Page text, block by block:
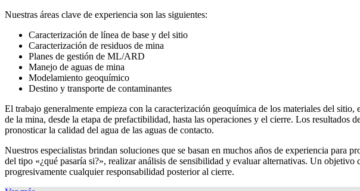
Nuestras áreas clave de experiencia son las siguientes:
Caracterización de línea de base y del sitio
Caracterización de residuos de mina
Planes de gestión de ML/ARD
Manejo de aguas de mina
Modelamiento geoquímico
Destino y transporte de contaminantes
El trabajo generalmente empieza con la caracterización geoquímica de los materiales del
de la mina, desde la etapa de prefactibilidad, hasta las operaciones y el cierre. Los resultados
pronosticar la calidad del agua de las aguas de contacto.
Nuestros especialistas brindan soluciones que se basan en muchos años de experiencia para
del tipo «¿qué pasaría si?», realizar análisis de sensibilidad y evaluar alternativas. Un
progresivamente cualquier responsabilidad posterior al cierre.